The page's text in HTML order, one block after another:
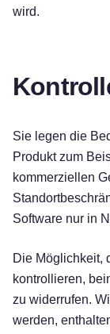
wird.
Sie legen die
Produkt zum
kommerziellen
Software nur in
Die Möglichkeit,
kontrollieren,
zu widerrufen.
werden,